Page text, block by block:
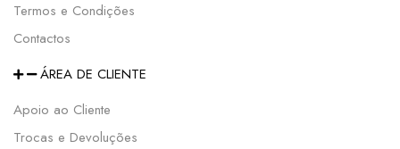
Termos e Condições
Contactos
ÁREA DE CLIENTE
Apoio ao Cliente
Trocas e Devoluções